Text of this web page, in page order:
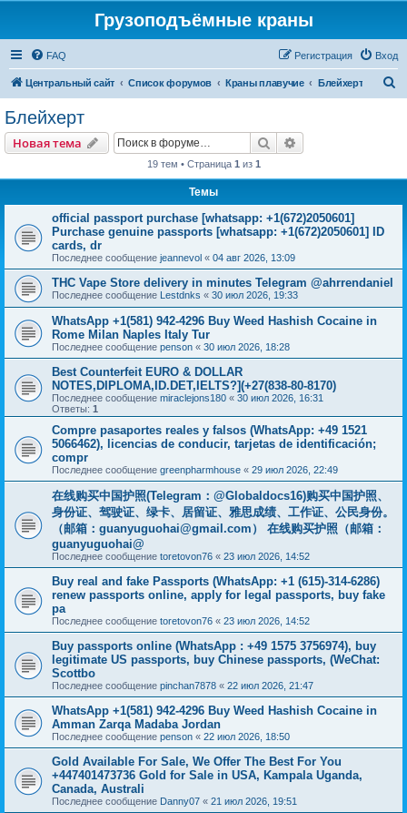
Грузоподъёмные краны
FAQ Вход
Регистрация
Центральный сайт Список форумов Краны плавучие Блейхерт
Блейхерт
Новая тема Поиск
19 тем • Страница 1 из 1
Темы
official passport purchase [whatsapp: +1(672)2050601]
Purchase genuine passports [whatsapp: +1(672)2050601] ID
cards, dr
Последнее сообщение jeannevol « 04 авг 2026, 13:09
THC Vape Store delivery in minutes Telegram @ahrrendaniel
Последнее сообщение Lestdnks « 30 июл 2026, 19:33
WhatsApp +1(581) 942-4296 Buy Weed Hashish Cocaine in
Rome Milan Naples Italy Tur
Последнее сообщение penson « 30 июл 2026, 18:28
Best Counterfeit EURO & DOLLAR
NOTES,DIPLOMA,ID.DET,IELTS?](+27(838-80-8170)
Последнее сообщение miraclejons180 « 30 июл 2026, 16:31
Ответы: 1
Compre pasaportes reales y falsos (WhatsApp: +49 1521
5066462), licencias de conducir, tarjetas de identificación;
compr
Последнее сообщение greenpharmhouse « 29 июл 2026, 22:49
在线购买中国护照(Telegram：@Globaldocs16)购买中国护照、
身份证、驾驶证、绿卡、居留证、雅思成绩、工作证、公民身份。
（邮箱： guanyuguohai@gmail.com ） 在线购买护照（邮箱：
guanyuguohai@
Последнее сообщение toretovon76 « 23 июл 2026, 14:52
Buy real and fake Passports (WhatsApp: +1 (615)-314-6286)
renew passports online, apply for legal passports, buy fake
pa
Последнее сообщение toretovon76 « 23 июл 2026, 14:52
Buy passports online (WhatsApp : +49 1575 3756974), buy
legitimate US passports, buy Chinese passports, (WeChat:
Scottbo
Последнее сообщение pinchan7878 « 22 июл 2026, 21:47
WhatsApp +1(581) 942-4296 Buy Weed Hashish Cocaine in
Amman Zarqa Madaba Jordan
Последнее сообщение penson « 22 июл 2026, 18:50
Gold Available For Sale, We Offer The Best For You
+447401473736 Gold for Sale in USA, Kampala Uganda,
Canada, Australi
Последнее сообщение Danny07 « 21 июл 2026, 19:51